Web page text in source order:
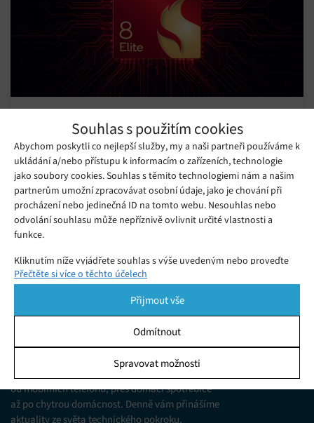
Souhlas s použitím cookies
Abychom poskytli co nejlepší služby, my a naši partneři používáme k
ukládání a/nebo přístupu k informacím o zařízeních, technologie
jako soubory cookies. Souhlas s těmito technologiemi nám a našim
partnerům umožní zpracovávat osobní údaje, jako je chování při
procházení nebo jedinečná ID na tomto webu. Nesouhlas nebo
odvolání souhlasu může nepříznivě ovlivnit určité vlastnosti a
funkce.
Kliknutím níže vyjádřete souhlas s výše uvedeným nebo proveďte
podrobnější rozhodnutí. Vaše volby budou použity pouze na tomto
pomocí přepínačů v Zásadách cookies nebo kliknutím na tlačítko
Spravovat souhlas ve spodní části obrazovky.
Ukládání a/nebo přístup k informacím v zařízení, Porozumění
publiku prostřednictvím statistik nebo kombinací údajů z
různých zdrojů.
Přečtěte si více o těchto účelech
Přijmout vše
Odmítnout
Spravovat možnosti
nejvýkonnějšího čipu současnosti
Úterý 09. 09. 2025 Julia
Snapdragon 8 Elite Gen 5 přináší revoluční výkon, vyšší herní
snímkovou frekvenci a špičkové funkce pro mobilní gaming
nové generace.
Jsme web zajímající se o technologické novinky
od mobilních telefonů, přes domácí spotřebiče
až po chytrou domácnost. Denně vám přinášíme
aktuality ze světa technického pokroku,